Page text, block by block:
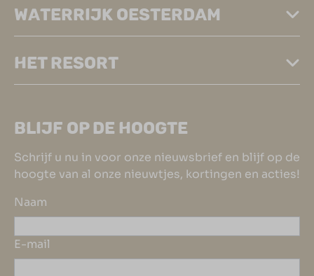
WATERRIJK OESTERDAM
HET RESORT
BLIJF OP DE HOOGTE
Schrijf u nu in voor onze nieuwsbrief en blijf op de
hoogte van al onze nieuwtjes, kortingen en acties!
Naam
E-mail